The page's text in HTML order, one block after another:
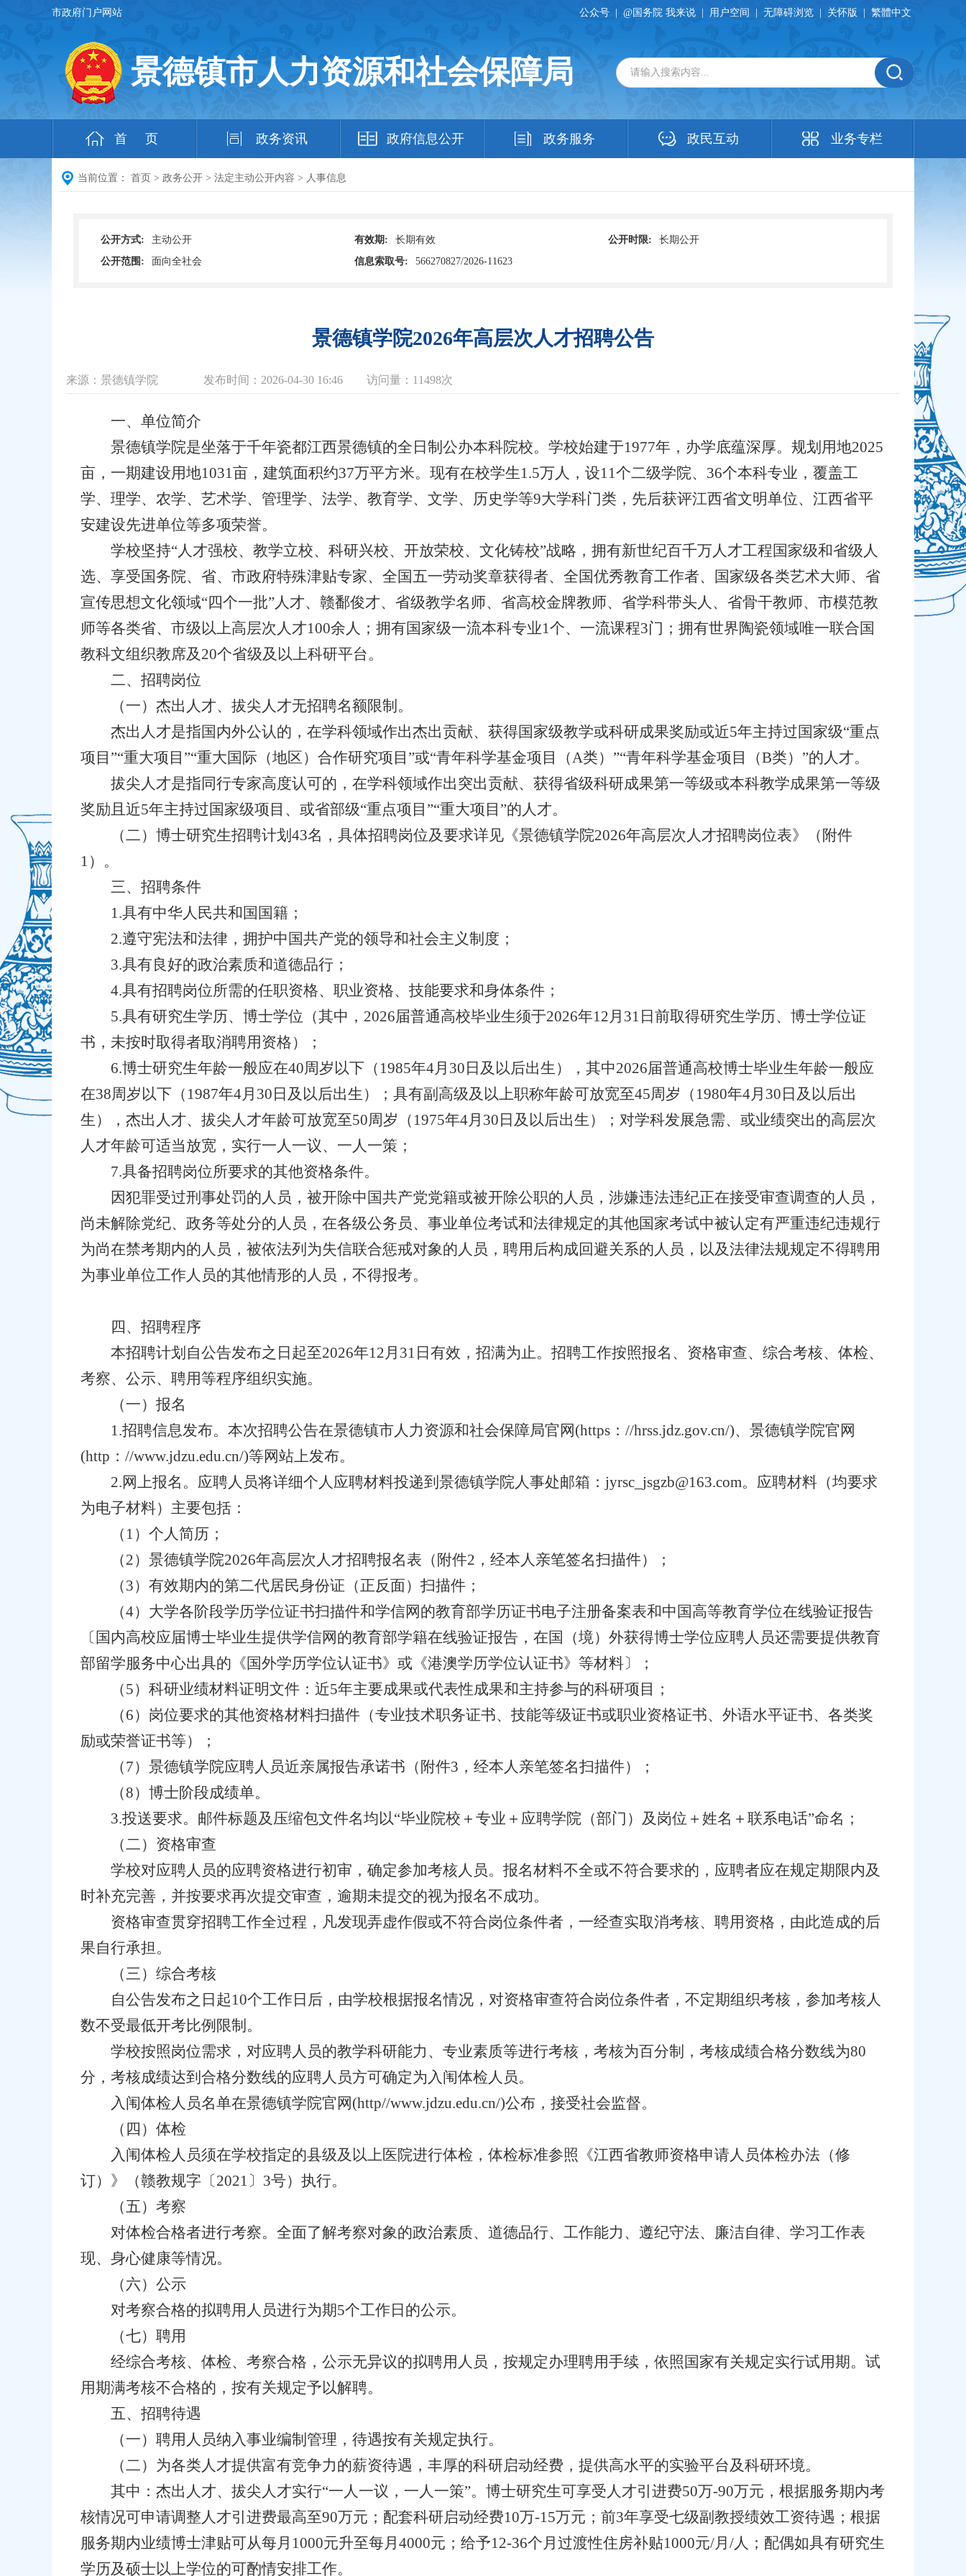
市政府门户网站 繁體中文
关怀版
无障碍浏览
用户空间
@国务院 我来说
公众号
景德镇市人力资源和社会保障局
首 页 政务资讯 政府信息公开 政务服务 政民互动 业务专栏
当前位置： 首页 > 政务公开 > 法定主动公开内容 > 人事信息
公开方式: 主动公开 有效期: 长期有效 公开时限:
长期公开
公开范围:
面向全社会 信息索取号: 566270827/2026-11623
景德镇学院2026年高层次人才招聘公告
来源：景德镇学院 发布时间：2026-04-30 16:46 访问量： 11498次
一、单位简介
景德镇学院是坐落于千年瓷都江西景德镇的全日制公办本科院校。学校始建于1977年，办学底蕴深厚。规划用地2025
亩，一期建设用地1031亩，建筑面积约37万平方米。现有在校学生1.5万人，设11个二级学院、36个本科专业，覆盖工
学、理学、农学、艺术学、管理学、法学、教育学、文学、历史学等9大学科门类，先后获评江西省文明单位、江西省平
安建设先进单位等多项荣誉。
学校坚持“人才强校、教学立校、科研兴校、开放荣校、文化铸校”战略，拥有新世纪百千万人才工程国家级和省级人
选、享受国务院、省、市政府特殊津贴专家、全国五一劳动奖章获得者、全国优秀教育工作者、国家级各类艺术大师、省
宣传思想文化领域“四个一批”人才、赣鄱俊才、省级教学名师、省高校金牌教师、省学科带头人、省骨干教师、市模范教
师等各类省、市级以上高层次人才100余人；拥有国家级一流本科专业1个、一流课程3门；拥有世界陶瓷领域唯一联合国
教科文组织教席及20个省级及以上科研平台。
二、招聘岗位
（一）杰出人才、拔尖人才无招聘名额限制。
杰出人才是指国内外公认的，在学科领域作出杰出贡献、获得国家级教学或科研成果奖励或近5年主持过国家级“重点
项目”“重大项目”“重大国际（地区）合作研究项目”或“青年科学基金项目（A类）”“青年科学基金项目（B类）”的人才。
拔尖人才是指同行专家高度认可的，在学科领域作出突出贡献、获得省级科研成果第一等级或本科教学成果第一等级
奖励且近5年主持过国家级项目、或省部级“重点项目”“重大项目”的人才。
（二）博士研究生招聘计划43名，具体招聘岗位及要求详见《景德镇学院2026年高层次人才招聘岗位表》（附件
1）。
三、招聘条件
1.具有中华人民共和国国籍；
2.遵守宪法和法律，拥护中国共产党的领导和社会主义制度；
3.具有良好的政治素质和道德品行；
4.具有招聘岗位所需的任职资格、职业资格、技能要求和身体条件；
5.具有研究生学历、博士学位（其中，2026届普通高校毕业生须于2026年12月31日前取得研究生学历、博士学位证
书，未按时取得者取消聘用资格）；
6.博士研究生年龄一般应在40周岁以下（1985年4月30日及以后出生），其中2026届普通高校博士毕业生年龄一般应
在38周岁以下（1987年4月30日及以后出生）；具有副高级及以上职称年龄可放宽至45周岁（1980年4月30日及以后出
生），杰出人才、拔尖人才年龄可放宽至50周岁（1975年4月30日及以后出生）；对学科发展急需、或业绩突出的高层次
人才年龄可适当放宽，实行一人一议、一人一策；
7.具备招聘岗位所要求的其他资格条件。
因犯罪受过刑事处罚的人员，被开除中国共产党党籍或被开除公职的人员，涉嫌违法违纪正在接受审查调查的人员，
尚未解除党纪、政务等处分的人员，在各级公务员、事业单位考试和法律规定的其他国家考试中被认定有严重违纪违规行
为尚在禁考期内的人员，被依法列为失信联合惩戒对象的人员，聘用后构成回避关系的人员，以及法律法规规定不得聘用
为事业单位工作人员的其他情形的人员，不得报考。
四、招聘程序
本招聘计划自公告发布之日起至2026年12月31日有效，招满为止。招聘工作按照报名、资格审查、综合考核、体检、
考察、公示、聘用等程序组织实施。
（一）报名
1.招聘信息发布。本次招聘公告在景德镇市人力资源和社会保障局官网(https：//hrss.jdz.gov.cn/)、景德镇学院官网
(http：//www.jdzu.edu.cn/)等网站上发布。
2.网上报名。应聘人员将详细个人应聘材料投递到景德镇学院人事处邮箱：jyrsc_jsgzb@163.com。应聘材料（均要求
为电子材料）主要包括：
（1）个人简历；
（2）景德镇学院2026年高层次人才招聘报名表（附件2，经本人亲笔签名扫描件）；
（3）有效期内的第二代居民身份证（正反面）扫描件；
（4）大学各阶段学历学位证书扫描件和学信网的教育部学历证书电子注册备案表和中国高等教育学位在线验证报告
〔国内高校应届博士毕业生提供学信网的教育部学籍在线验证报告，在国（境）外获得博士学位应聘人员还需要提供教育
部留学服务中心出具的《国外学历学位认证书》或《港澳学历学位认证书》等材料〕；
（5）科研业绩材料证明文件：近5年主要成果或代表性成果和主持参与的科研项目；
（6）岗位要求的其他资格材料扫描件（专业技术职务证书、技能等级证书或职业资格证书、外语水平证书、各类奖
励或荣誉证书等）；
（7）景德镇学院应聘人员近亲属报告承诺书（附件3，经本人亲笔签名扫描件）；
（8）博士阶段成绩单。
3.投送要求。邮件标题及压缩包文件名均以“毕业院校＋专业＋应聘学院（部门）及岗位＋姓名＋联系电话”命名；
（二）资格审查
学校对应聘人员的应聘资格进行初审，确定参加考核人员。报名材料不全或不符合要求的，应聘者应在规定期限内及
时补充完善，并按要求再次提交审查，逾期未提交的视为报名不成功。
资格审查贯穿招聘工作全过程，凡发现弄虚作假或不符合岗位条件者，一经查实取消考核、聘用资格，由此造成的后
果自行承担。
（三）综合考核
自公告发布之日起10个工作日后，由学校根据报名情况，对资格审查符合岗位条件者，不定期组织考核，参加考核人
数不受最低开考比例限制。
学校按照岗位需求，对应聘人员的教学科研能力、专业素质等进行考核，考核为百分制，考核成绩合格分数线为80
分，考核成绩达到合格分数线的应聘人员方可确定为入闱体检人员。
入闱体检人员名单在景德镇学院官网(http//www.jdzu.edu.cn/)公布，接受社会监督。
（四）体检
入闱体检人员须在学校指定的县级及以上医院进行体检，体检标准参照《江西省教师资格申请人员体检办法（修
订）》（赣教规字〔2021〕3号）执行。
（五）考察
对体检合格者进行考察。全面了解考察对象的政治素质、道德品行、工作能力、遵纪守法、廉洁自律、学习工作表
现、身心健康等情况。
（六）公示
对考察合格的拟聘用人员进行为期5个工作日的公示。
（七）聘用
经综合考核、体检、考察合格，公示无异议的拟聘用人员，按规定办理聘用手续，依照国家有关规定实行试用期。试
用期满考核不合格的，按有关规定予以解聘。
五、招聘待遇
（一）聘用人员纳入事业编制管理，待遇按有关规定执行。
（二）为各类人才提供富有竞争力的薪资待遇，丰厚的科研启动经费，提供高水平的实验平台及科研环境。
其中：杰出人才、拔尖人才实行“一人一议，一人一策”。博士研究生可享受人才引进费50万-90万元，根据服务期内考
核情况可申请调整人才引进费最高至90万元；配套科研启动经费10万-15万元；前3年享受七级副教授绩效工资待遇；根据
服务期内业绩博士津贴可从每月1000元升至每月4000元；给予12-36个月过渡性住房补贴1000元/月/人；配偶如具有研究生
学历及硕士以上学位的可酌情安排工作。